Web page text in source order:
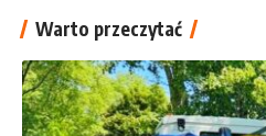
Warto przeczytać